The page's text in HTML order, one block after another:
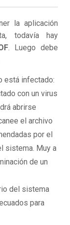
la aplicación
todavía hay
. Luego debe
está infectado:
con un virus
abrirse
el archivo
por el
sistema. Muy a
de un
del sistema
para